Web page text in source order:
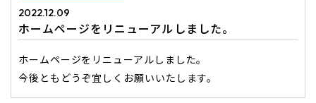
2022.12.09
ホームページをリニューアルしました。
ホームページをリニューアルしました。
今後ともどうぞ宜しくお願いいたします。